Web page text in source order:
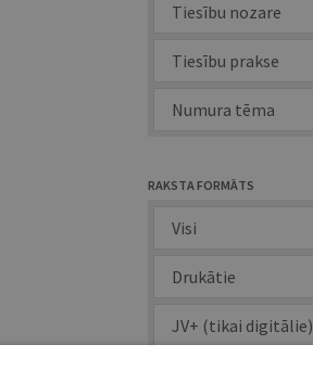
Tiesību nozare
Tiesību prakse
Numura tēma
RAKSTA FORMĀTS
Visi
Drukātie
JV+ (tikai digitālie)